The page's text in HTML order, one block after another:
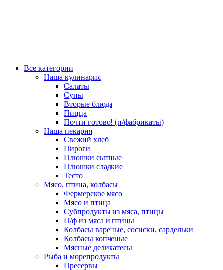
Все категории
Наша кулинария
Салаты
Супы
Вторые блюда
Пицца
Почти готово! (п/фабрикаты)
Наша пекарня
Свежий хлеб
Пироги
Плюшки сытные
Плюшки сладкие
Тесто
Мясо, птица, колбасы
Фермерское мясо
Мясо и птица
Субпродукты из мяса, птицы
П/ф из мяса и птицы
Колбасы вареные, сосиски, сардельки
Колбасы копченые
Мясные деликатесы
Рыба и морепродукты
Пресервы